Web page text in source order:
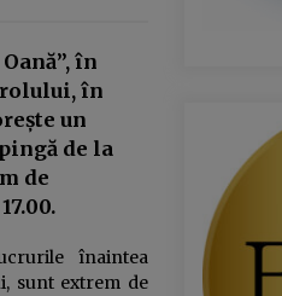
și
(PSD):
piață RCA
în
în
un
de la
de
înaintea
sunt extrem de